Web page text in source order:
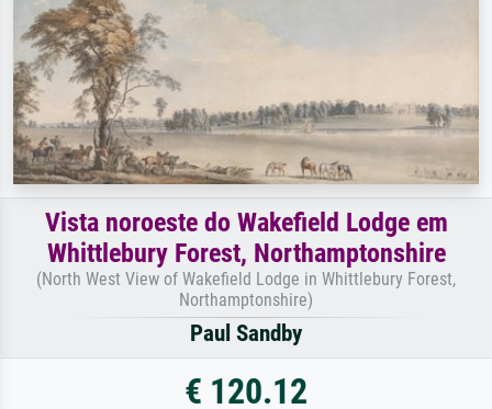
Vista noroeste do Wakefield Lodge em
Whittlebury Forest, Northamptonshire
(North West View of Wakefield Lodge in Whittlebury Forest,
Northamptonshire)
Paul Sandby
€ 120.12